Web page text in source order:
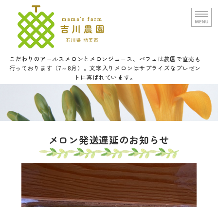
文字入りメロンと甘い野菜の
こだわりのアールスメロンとメロンジュース、パフェは農園で直売も
行っております（7～8月）。文字入りメロンはサプライズなプレゼン
トに喜ばれています。
農園概要
口福メロンパフェについて
お問い合せ
メロン発送遅延のお知らせ